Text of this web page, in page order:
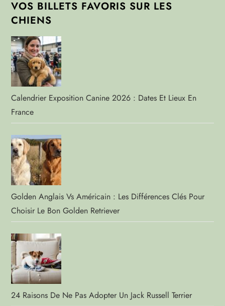
VOS BILLETS FAVORIS SUR LES
CHIENS
Calendrier Exposition Canine 2026 : Dates Et Lieux En
France
Golden Anglais Vs Américain : Les Différences Clés Pour
Choisir Le Bon Golden Retriever
24 Raisons De Ne Pas Adopter Un Jack Russell Terrier